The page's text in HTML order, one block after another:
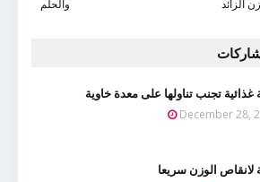
والحلم
الزائد
تجنب تناولها على معدة خاوية
December 28,
لانقاص الوزن سريعا